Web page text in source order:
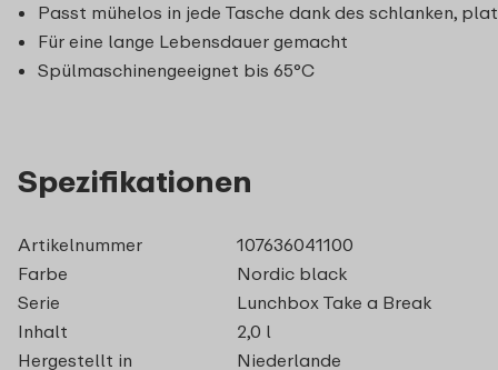
Passt mühelos in jede Tasche dank des schlanken,
Für eine lange Lebensdauer gemacht
Spülmaschinengeeignet bis 65°C
Spezifikationen
Artikelnummer
107636041100
Farbe
Nordic black
Serie
Lunchbox Take a Break
Inhalt
2,0 l
Hergestellt in
Niederlande